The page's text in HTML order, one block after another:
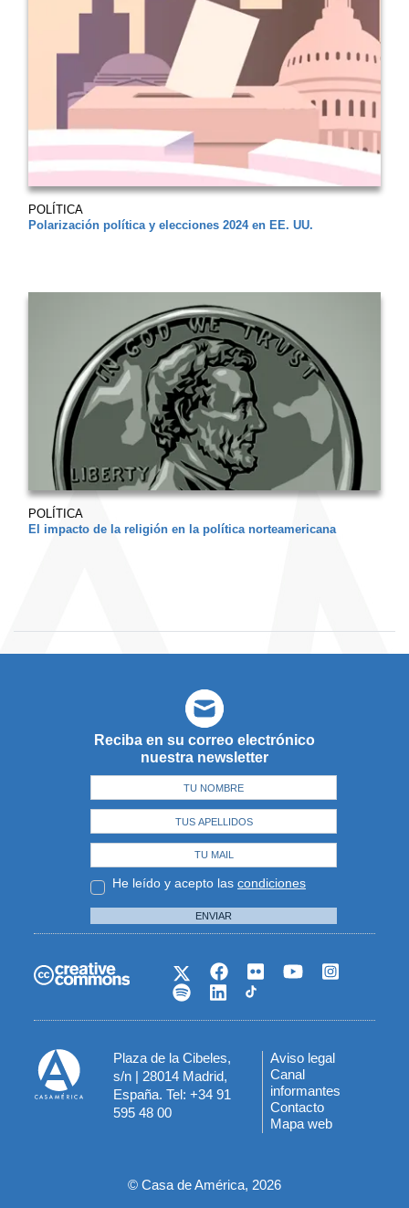
POLÍTICA
Polarización política y elecciones 2024 en EE. UU.
POLÍTICA
El impacto de la religión en la política norteamericana
Reciba en su correo electrónico
nuestra newsletter
He leído y acepto las condiciones
ENVIAR
Plaza de la Cibeles,
s/n | 28014 Madrid,
España. Tel: +34 91
595 48 00
Menú
del
pie
Aviso legal
Canal
informantes
Contacto
Mapa web
© Casa de América, 2026